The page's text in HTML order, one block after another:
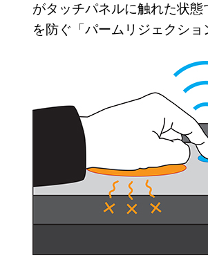
がタッチパネルに触れた状
を防ぐ「パームリジェクシ